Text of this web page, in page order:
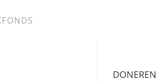
DONEREN